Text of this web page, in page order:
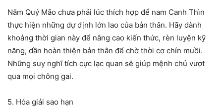
Năm Quý Mão chưa phải lúc thích hợp để nam Canh Thìn
thực hiện những dự định lớn lao của bản thân. Hãy dành
khoảng thời gian này để nâng cao kiến thức, rèn luyện kỹ
năng, dần hoàn thiện bản thân để chờ thời cơ chín muồi.
Những suy nghĩ tích cực lạc quan sẽ giúp mệnh chủ vượt
qua mọi chông gai.
5. Hóa giải sao hạn